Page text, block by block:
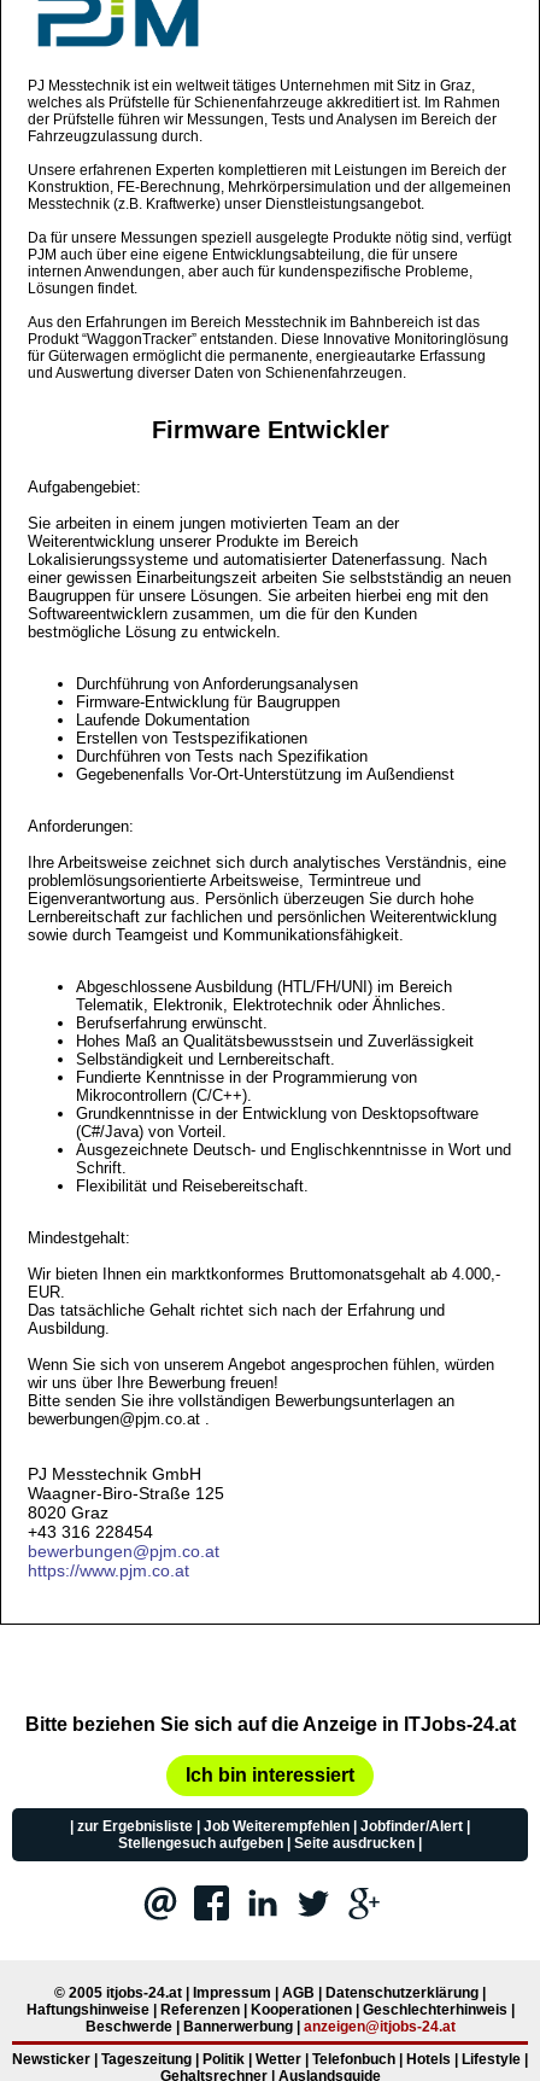
PJ Messtechnik ist ein weltweit tätiges Unternehmen mit Sitz in Graz,
welches als Prüfstelle für Schienenfahrzeuge akkreditiert ist. Im Rahmen
der Prüfstelle führen wir Messungen, Tests und Analysen im Bereich der
Fahrzeugzulassung durch.
Unsere erfahrenen Experten komplettieren mit Leistungen im Bereich der
Konstruktion, FE-Berechnung, Mehrkörpersimulation und der allgemeinen
Messtechnik (z.B. Kraftwerke) unser Dienstleistungsangebot.
Da für unsere Messungen speziell ausgelegte Produkte nötig sind, verfügt
PJM auch über eine eigene Entwicklungsabteilung, die für unsere
internen Anwendungen, aber auch für kundenspezifische Probleme,
Lösungen findet.
Aus den Erfahrungen im Bereich Messtechnik im Bahnbereich ist das
Produkt “WaggonTracker” entstanden. Diese Innovative Monitoringlösung
für Güterwagen ermöglicht die permanente, energieautarke Erfassung
und Auswertung diverser Daten von Schienenfahrzeugen.
Firmware Entwickler
Aufgabengebiet:
Sie arbeiten in einem jungen motivierten Team an der
Weiterentwicklung unserer Produkte im Bereich
Lokalisierungssysteme und automatisierter Datenerfassung. Nach
einer gewissen Einarbeitungszeit arbeiten Sie selbstständig an neuen
Baugruppen für unsere Lösungen. Sie arbeiten hierbei eng mit den
Softwareentwicklern zusammen, um die für den Kunden
bestmögliche Lösung zu entwickeln.
Durchführung von Anforderungsanalysen
Firmware-Entwicklung für Baugruppen
Laufende Dokumentation
Erstellen von Testspezifikationen
Durchführen von Tests nach Spezifikation
Gegebenenfalls Vor-Ort-Unterstützung im Außendienst
Anforderungen:
Ihre Arbeitsweise zeichnet sich durch analytisches Verständnis, eine
problemlösungsorientierte Arbeitsweise, Termintreue und
Eigenverantwortung aus. Persönlich überzeugen Sie durch hohe
Lernbereitschaft zur fachlichen und persönlichen Weiterentwicklung
sowie durch Teamgeist und Kommunikationsfähigkeit.
Abgeschlossene Ausbildung (HTL/FH/UNI) im Bereich
Telematik, Elektronik, Elektrotechnik oder Ähnliches.
Berufserfahrung erwünscht.
Hohes Maß an Qualitätsbewusstsein und Zuverlässigkeit
Selbständigkeit und Lernbereitschaft.
Fundierte Kenntnisse in der Programmierung von
Mikrocontrollern (C/C++).
Grundkenntnisse in der Entwicklung von Desktopsoftware
(C#/Java) von Vorteil.
Ausgezeichnete Deutsch- und Englischkenntnisse in Wort und
Schrift.
Flexibilität und Reisebereitschaft.
Mindestgehalt:
Wir bieten Ihnen ein marktkonformes Bruttomonatsgehalt ab 4.000,-
EUR.
Das tatsächliche Gehalt richtet sich nach der Erfahrung und
Ausbildung.
​Wenn Sie sich von unserem Angebot angesprochen fühlen, würden
wir uns über Ihre Bewerbung freuen!
Bitte senden Sie ihre vollständigen Bewerbungsunterlagen an
bewerbungen@pjm.co.at .
PJ Messtechnik GmbH
Waagner-Biro-Straße 125
8020 Graz
+43 316 228454
bewerbungen@pjm.co.at
https://www.pjm.co.at
Bitte beziehen Sie sich auf die Anzeige in ITJobs-24.at
Ich bin interessiert
| zur Ergebnisliste | Job Weiterempfehlen | Jobfinder/Alert |
Stellengesuch aufgeben | Seite ausdrucken |
© 2005 itjobs-24.at | Impressum | AGB | Datenschutzerklärung |
Haftungshinweise| Referenzen| Kooperationen| Geschlechterhinweis |
Beschwerde| Bannerwerbung| anzeigen@itjobs-24.at
Newsticker | Tageszeitung | Politik | Wetter | Telefonbuch | Hotels | Lifestyle |
Gehaltsrechner| Auslandsguide